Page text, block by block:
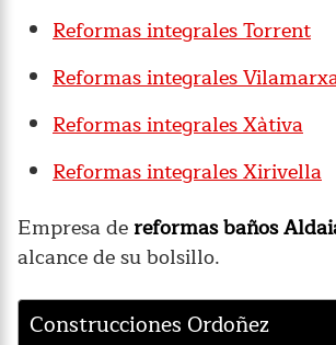
Reformas integrales Torrent
Reformas integrales
Reformas integrales Xàtiva
Reformas integrales Xirivella
Empresa dereformas baños
alcance de su bolsillo.
Construcciones Ordoñez